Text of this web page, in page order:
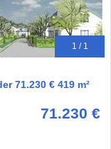
1 / 1
71.230 € 419 m²
71.230 €